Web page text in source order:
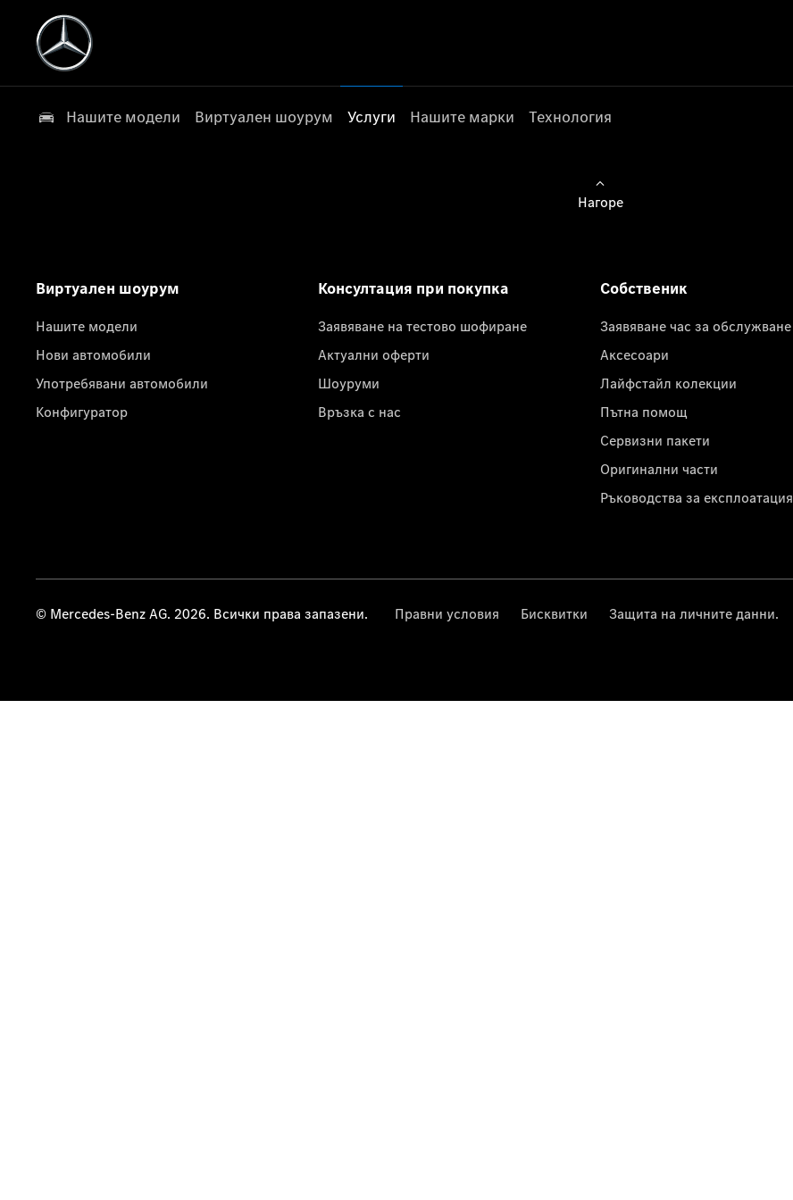
Нашите модели Виртуален шоурум Услуги Нашите марки Технология
Нагоре
Виртуален шоурум
Нашите модели
Нови автомобили
Употребявани автомобили
Конфигуратор
Консултация при покупка
Заявяване на тестово шофиране
Актуални оферти
Шоуруми
Връзка с нас
Собственик
Заявяване час за обслужване
Аксесоари
Лайфстайл колекции
Пътна помощ
Сервизни пакети
Оригинални части
Ръководства за експлоатация
© Mercedes-Benz AG. 2026. Всички права запазени. Правни условия Бисквитки Защита на личните данни.